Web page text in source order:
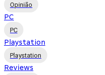
Opinião
PC
PC
Playstation
Playstation
Reviews